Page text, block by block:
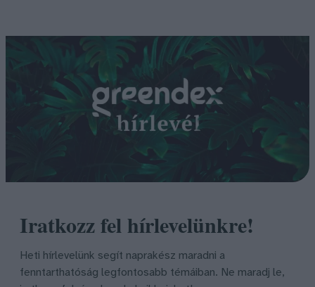
Iratkozz fel hírlevelünkre!
Heti hírlevelünk segít naprakész maradni a
fenntarthatóság legfontosabb témáiban. Ne maradj le,